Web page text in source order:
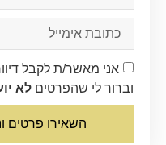
מאשר/ת לקבל דיוורים
לי שהפרטיםלא יועברו
השאירו פרטים ונחזור